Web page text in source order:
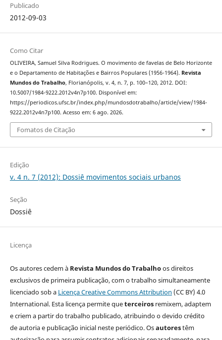
Publicado
2012-09-03
Como Citar
OLIVEIRA, Samuel Silva Rodrigues. O movimento de favelas de Belo Horizonte
e o Departamento de Habitações e Bairros Populares (1956-1964). Revista
Mundos do Trabalho, Florianópolis, v. 4, n. 7, p. 100–120, 2012. DOI:
10.5007/1984-9222.2012v4n7p100. Disponível em:
https://periodicos.ufsc.br/index.php/mundosdotrabalho/article/view/1984-
9222.2012v4n7p100. Acesso em: 6 ago. 2026.
Fomatos de Citação
Edição
v. 4 n. 7 (2012): Dossiê movimentos sociais urbanos
Seção
Dossiê
Licença
Os autores cedem à Revista Mundos do Trabalhoos direitos
exclusivos de primeira publicação, com o trabalho simultaneamente
licenciado sob a Licença Creative Commons Attribution (CC BY) 4.0
International. Esta licença permite queterceirosremixem, adaptem
e criem a partir do trabalho publicado, atribuindo o devido crédito
de autoria e publicação inicial neste periódico. Osautorestêm